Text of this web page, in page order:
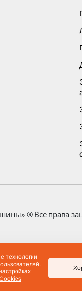
® Все права
437 Гражданского
совершенных
с заказчиком.
технологии